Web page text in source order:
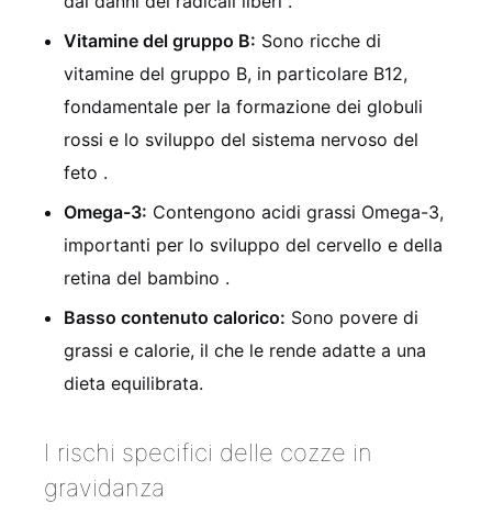
Vitamine del gruppo B: Sono ricche di
vitamine del gruppo B, in particolare B12,
fondamentale per la formazione dei globuli
rossi e lo sviluppo del sistema nervoso del
feto .
Omega-3: Contengono acidi grassi Omega-3,
importanti per lo sviluppo del cervello e della
retina del bambino .
Basso contenuto calorico: Sono povere di
grassi e calorie, il che le rende adatte a una
dieta equilibrata.
I rischi specifici delle cozze in
gravidanza